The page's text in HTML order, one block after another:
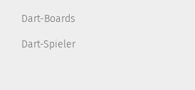
Dart-Boards
Dart-Spieler